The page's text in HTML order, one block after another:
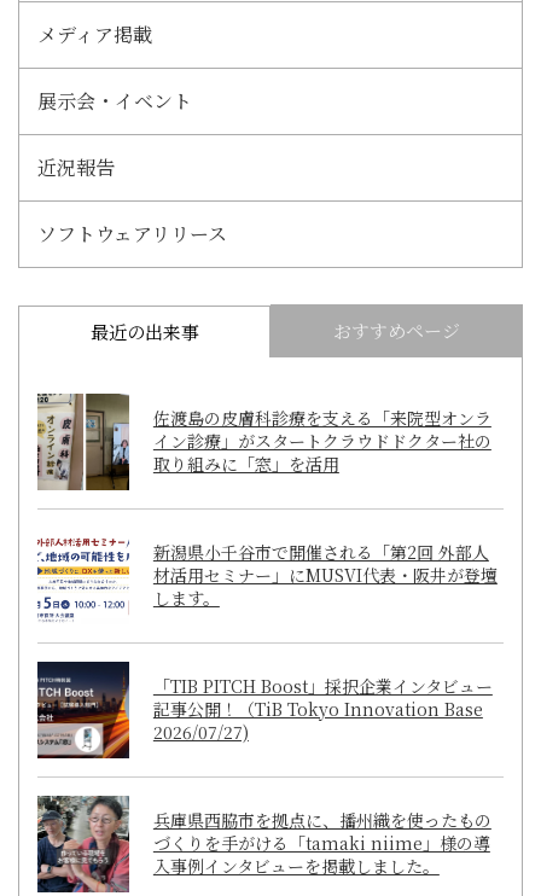
メディア掲載
展示会・イベント
近況報告
ソフトウェアリリース
最近の出来事 おすすめページ
佐渡島の皮膚科診療を支える「来院型オンラ
イン診療」がスタートクラウドドクター社の
取り組みに「窓」を活用
新潟県小千谷市で開催される「第2回 外部人
材活用セミナー」にMUSVI代表・阪井が登壇
します。
「TIB PITCH Boost」採択企業インタビュー
記事公開！（TiB Tokyo Innovation Base
2026/07/27)
兵庫県西脇市を拠点に、播州織を使ったもの
づくりを手がける「tamaki niime」様の導
入事例インタビューを掲載しました。